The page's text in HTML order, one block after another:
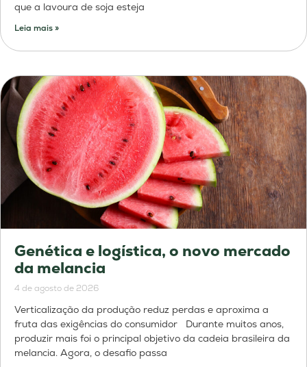
que a lavoura de soja esteja
Leia mais »
Genética e logística, o novo mercado
da melancia
4 de agosto de 2026
Verticalização da produção reduz perdas e aproxima a
fruta das exigências do consumidor Durante muitos anos,
produzir mais foi o principal objetivo da cadeia brasileira da
melancia. Agora, o desafio passa